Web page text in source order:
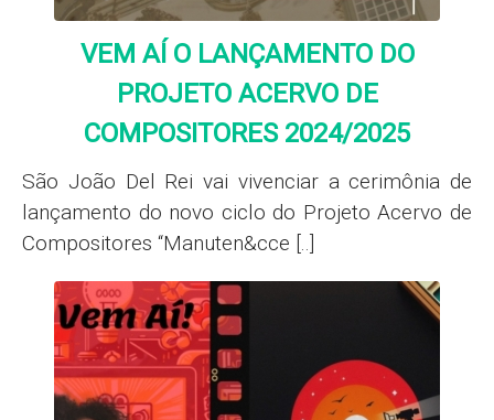
VEM AÍ O LANÇAMENTO DO
PROJETO ACERVO DE
COMPOSITORES 2024/2025
São João Del Rei vai vivenciar a cerimônia de
lançamento do novo ciclo do Projeto Acervo de
Compositores “Manuten&cce [..]